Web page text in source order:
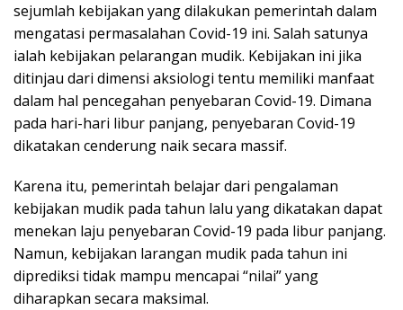
sejumlah kebijakan yang dilakukan pemerintah dalam
mengatasi permasalahan Covid-19 ini. Salah satunya
ialah kebijakan pelarangan mudik. Kebijakan ini jika
ditinjau dari dimensi aksiologi tentu memiliki manfaat
dalam hal pencegahan penyebaran Covid-19. Dimana
pada hari-hari libur panjang, penyebaran Covid-19
dikatakan cenderung naik secara massif.
Karena itu, pemerintah belajar dari pengalaman
kebijakan mudik pada tahun lalu yang dikatakan dapat
menekan laju penyebaran Covid-19 pada libur panjang.
Namun, kebijakan larangan mudik pada tahun ini
diprediksi tidak mampu mencapai “nilai” yang
diharapkan secara maksimal.